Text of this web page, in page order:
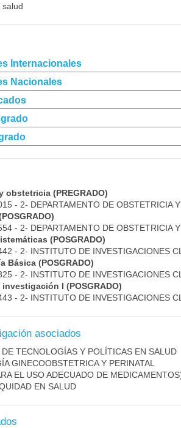
salud
Internacionales
Nacionales
obstetricia (PREGRADO)
- 2- DEPARTAMENTO DE OBSTETRICIA
- 2- DEPARTAMENTO DE OBSTETRICIA
(POSGRADO)
- 2- INSTITUTO DE INVESTIGACIONES
Básica (POSGRADO)
- 2- INSTITUTO DE INVESTIGACIONES
I (POSGRADO)
- 2- INSTITUTO DE INVESTIGACIONES
asociados
DE TECNOLOGÍAS Y POLÍTICAS EN SALUD
GINECOOBSTETRICA Y PERINATAL
EL USO ADECUADO DE
EN SALUD